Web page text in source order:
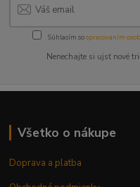
Súhlasím sospracovaním
Nenechajte si ujsť nové
Všetko o nákupe
Doprava a platba